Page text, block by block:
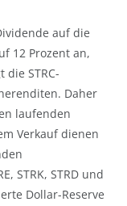
auf die
12 Prozent an,
die STRC-
Daher
laufenden
Verkauf dienen
STRK, STRD und
Dollar-Reserve